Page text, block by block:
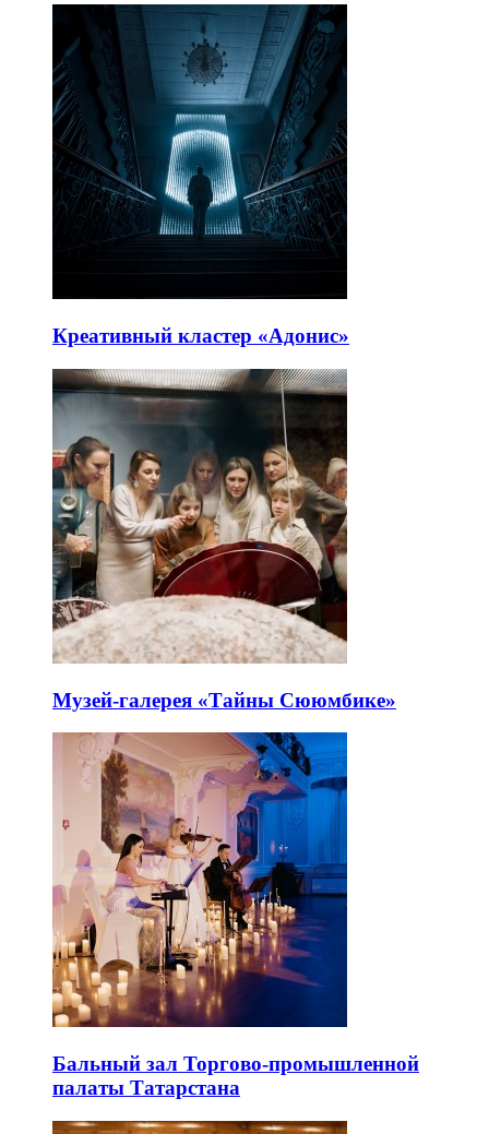
Креативный кластер «Адонис»
Музей-галерея «Тайны Сююмбике»
Бальный зал Торгово-промышленной
палаты Татарстана